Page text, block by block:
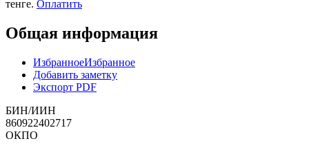
тенге. Оплатить
Общая информация
ИзбранноеИзбранное
Добавить заметку
Экспорт PDF
БИН/ИИН
860922402717
ОКПО